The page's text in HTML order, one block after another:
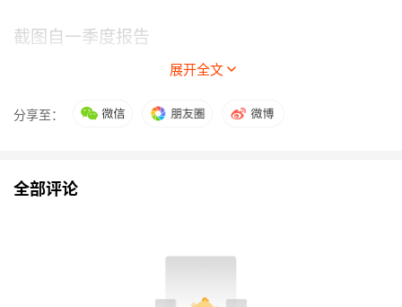
截图自一季度报告
整体来看，该基金的份额数量在增长。A份额基金
从期初的0.46亿份增长至期末的2.74亿份份额，C
基金份额净值增长率为-2.50%，同期业绩比较基
展开全文
分享至：
全部评论